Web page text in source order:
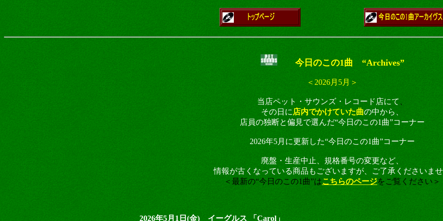
今日のこの1曲 “Archives”
＜2026月5月＞
当店ペット・サウンズ・レコード店にて
その日に 店内でかけていた曲の中から、
店員の独断と偏見で選んだ“今日のこの1曲”コーナー
2026年5月に更新した“今日のこの1曲”コーナー
廃盤・生産中止、規格番号の変更など、
情報が古くなっている商品もございますが、ご了承くださいま
＜最新の“今日のこの1曲”はこちらのページをご覧ください＞
2026年5月1日(金) イーグルス 「Carol」